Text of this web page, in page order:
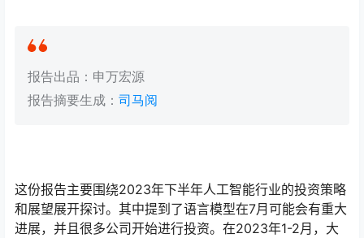
报告出品：申万宏源
报告摘要生成： 司马阅
这份报告主要围绕2023年下半年人工智能行业的投资策略
和展望展开探讨。其中提到了语言模型在7月可能会有重大
进展，并且很多公司开始进行投资。在2023年1-2月，大